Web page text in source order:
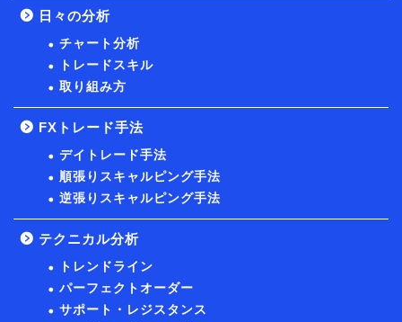
日々の分析
チャート分析
トレードスキル
取り組み方
FXトレード手法
デイトレード手法
順張りスキャルピング手法
逆張りスキャルピング手法
テクニカル分析
トレンドライン
パーフェクトオーダー
サポート・レジスタンス